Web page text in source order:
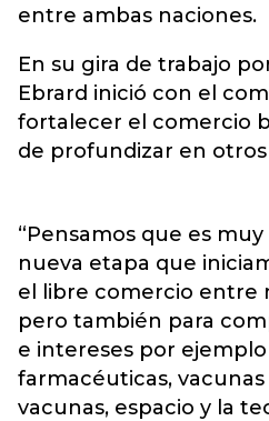
entre ambas naciones.
En su gira de trabajo
Ebrard inició con el
fortalecer el comercio
de profundizar en
“Pensamos que es
nueva etapa que
el libre comercio entre
pero también para
e intereses por
farmacéuticas,
vacunas, espacio y la